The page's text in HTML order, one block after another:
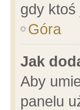
gdy ktoś
Góra
Jak
Aby
panelu